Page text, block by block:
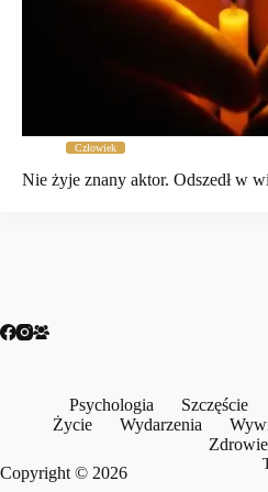
Człowiek
Nie żyje znany aktor. Odszedł w
Psychologia Szczęście
Życie
Wydarzenia
Zdrowie
Copyright © 2026